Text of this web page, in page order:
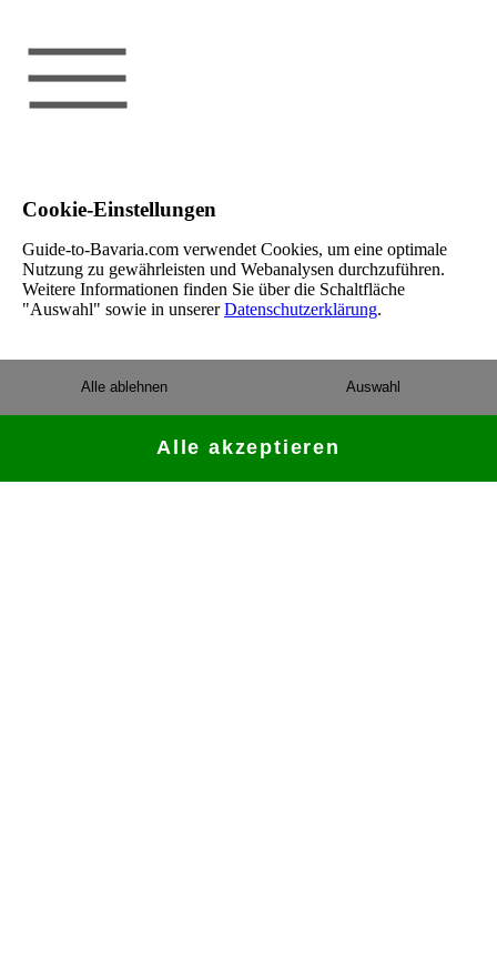
Cookie-Einstellungen
Guide-to-Bavaria.com verwendet Cookies, um eine optimale
Nutzung zu gewährleisten und Webanalysen durchzuführen.
Weitere Informationen finden Sie über die Schaltfläche
"Auswahl" sowie in unsererDatenschutzerklärung.
Auswahl
Alle ablehnen
Alle akzeptieren